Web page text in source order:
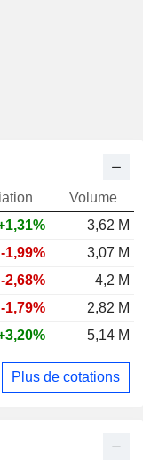
Volume
3,62 M
-1,99%
3,07 M
-2,68%
4,2 M
-1,79%
2,82 M
5,14 M
Plus de cotations